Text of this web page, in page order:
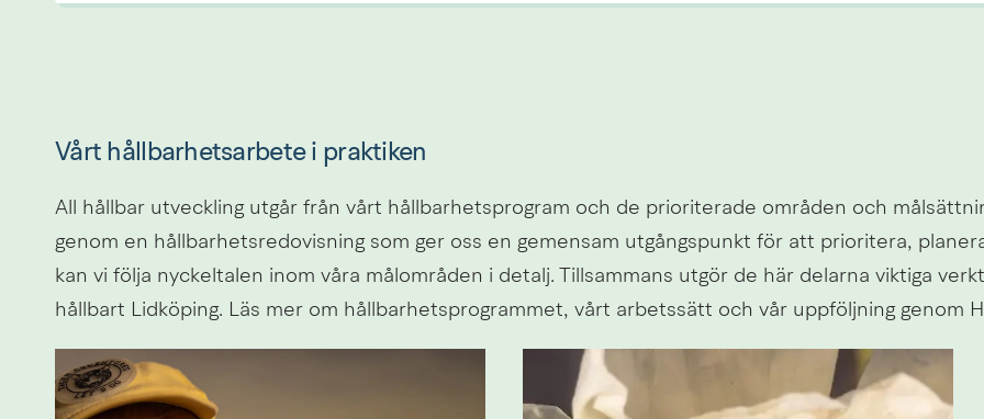
Vårt hållbarhetsarbete i praktiken
All hållbar utveckling utgår från vårt hållbarhetsprogram och de prioriterade områden och
genom en hållbarhetsredovisning som ger oss en gemensam utgångspunkt för att prioritera,
kan vi följa nyckeltalen inom våra målområden i detalj. Tillsammans utgör de här delarna viktiga
hållbart Lidköping. Läs mer om hållbarhetsprogrammet, vårt arbetssätt och vår uppföljning genom